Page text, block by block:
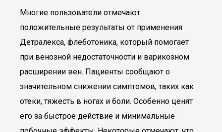
Многие пользователи отмечают
положительные результаты от применения
Детралекса, флеботоника, который помогает
при венозной недостаточности и варикозном
расширении вен. Пациенты сообщают о
значительном снижении симптомов, таких как
отеки, тяжесть в ногах и боли. Особенно ценят
его за быстрое действие и минимальные